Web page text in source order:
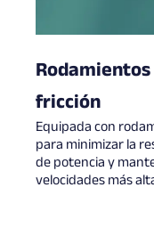
fricción
Equipada con
para minimizar la
de potencia y
velocidades más